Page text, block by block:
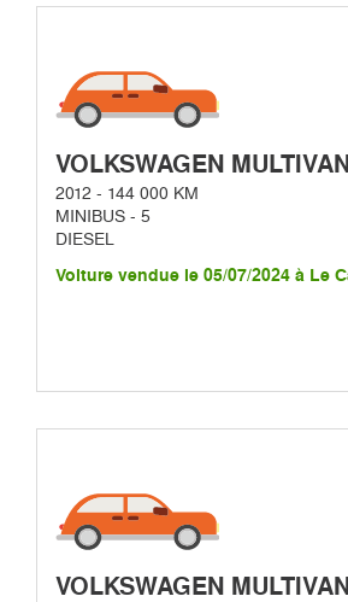
VOLKSWAGEN
2012 - 144 000 KM
MINIBUS - 5
DIESEL
Voiture vendue le 05/07/2024 à Le
VOLKSWAGEN